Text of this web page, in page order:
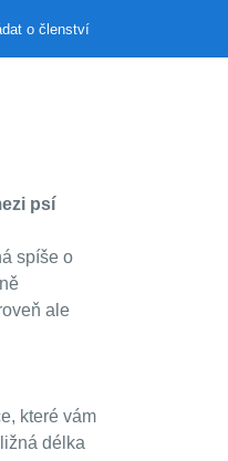
o členství
psí
spíše o
ale
které vám
délka